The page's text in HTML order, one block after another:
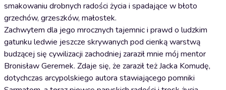
smakowaniu drobnych radości życia i spadające w błoto
grzechów, grzeszków, małostek.
Zachwytem dla jego mrocznych tajemnic i prawd o ludzkim
gatunku ledwie jeszcze skrywanych pod cienką warstwą
budzącej się cywilizacji zachodniej zaraził mnie mój mentor
Bronisław Geremek. Zdaje się, że zaraził też Jacka Komudę,
dotychczas arcypolskiego autora stawiającego pomniki